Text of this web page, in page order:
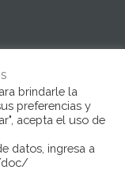
brindarle la
preferencias y
acepta el uso de
datos, ingresa a
doc/